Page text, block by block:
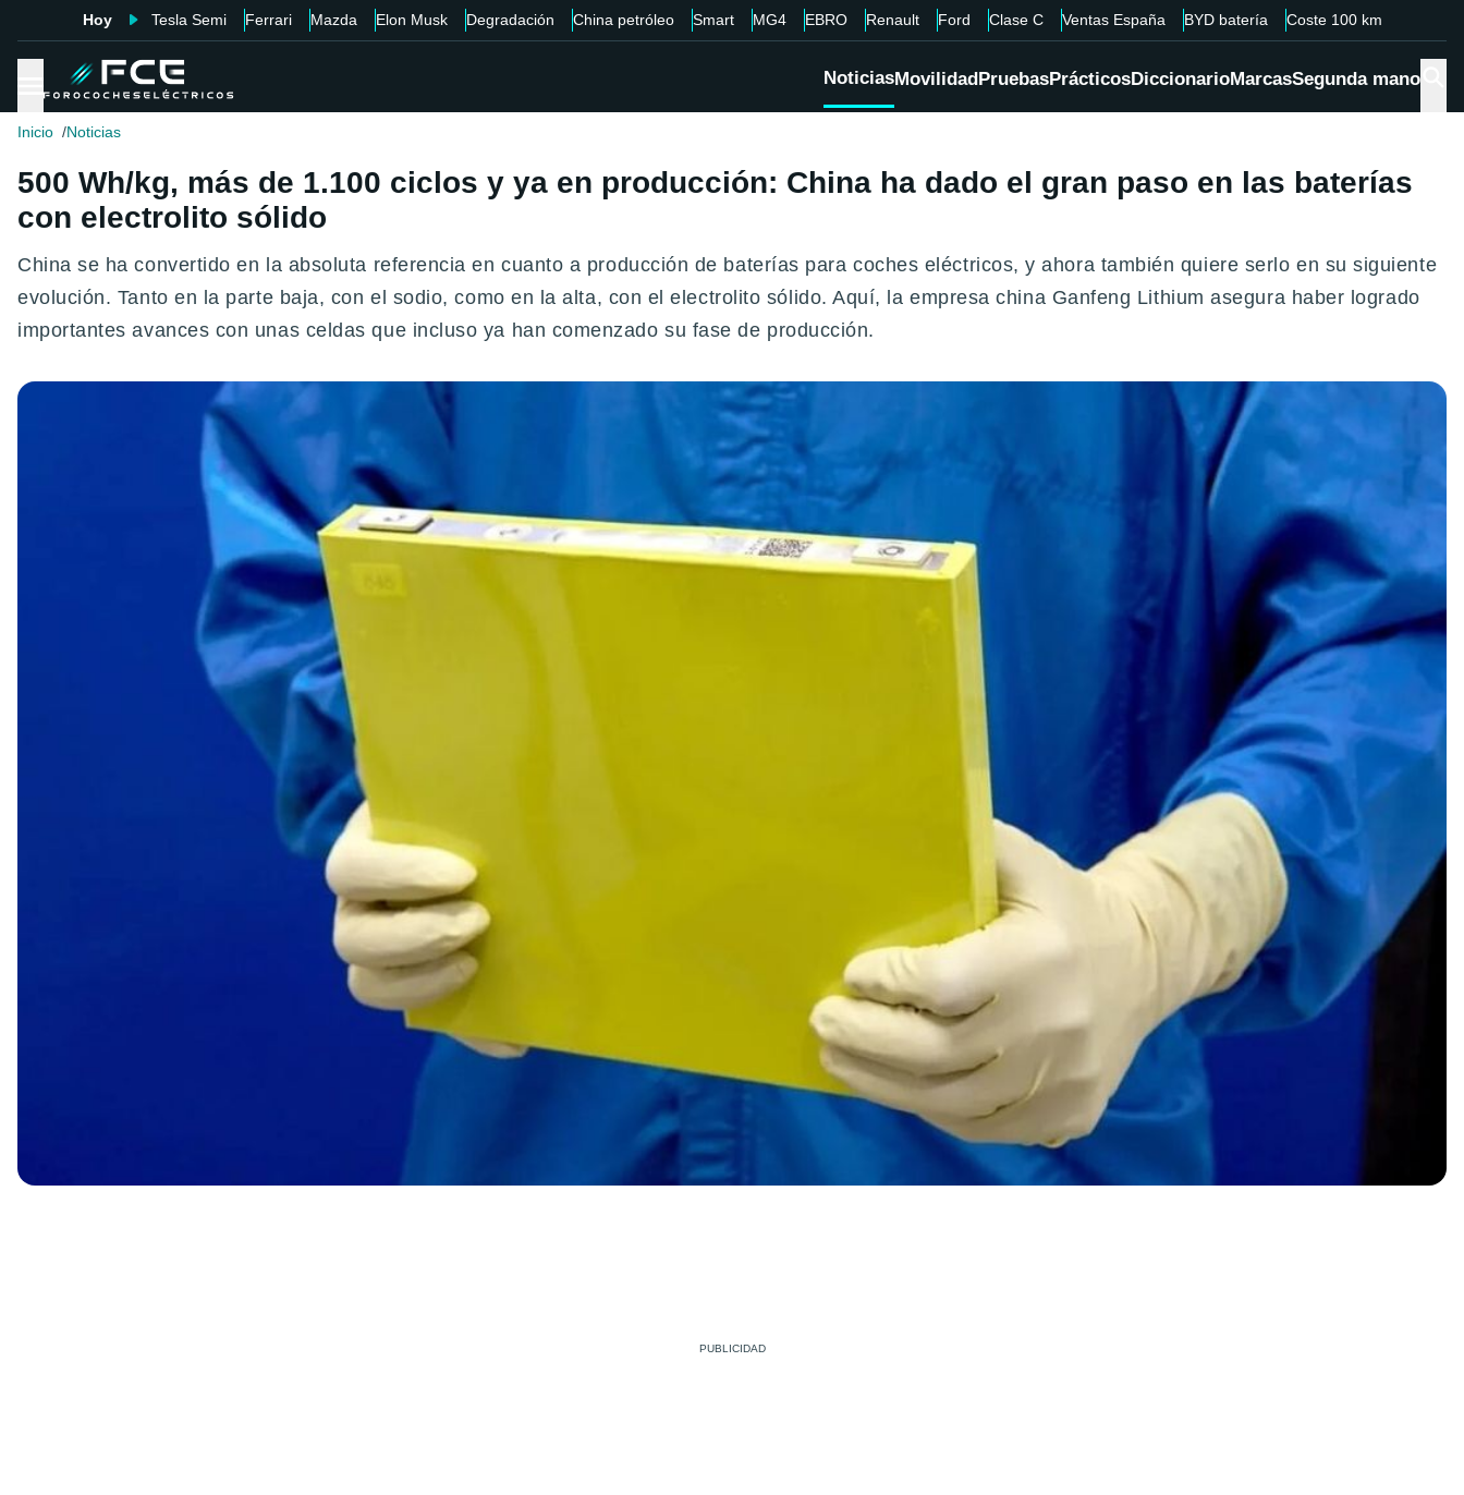
Hoy Tesla Semi Ferrari Mazda Elon Musk Degradación China petróleo Smart MG4 EBRO Renault Ford Clase C Ventas España BYD batería Coste 100 km
NoticiasMovilidadPruebasPrácticosDiccionarioMarcasSegunda mano
Inicio Noticias
500 Wh/kg, más de 1.100 ciclos y ya en producción: China ha dado el gran paso en las baterías
con electrolito sólido
China se ha convertido en la absoluta referencia en cuanto a producción de baterías para coches eléctricos, y ahora también quiere serlo en su siguiente
evolución. Tanto en la parte baja, con el sodio, como en la alta, con el electrolito sólido. Aquí, la empresa china Ganfeng Lithium asegura haber logrado
importantes avances con unas celdas que incluso ya han comenzado su fase de producción.